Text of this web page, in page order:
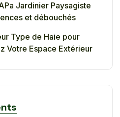
Jardinier Paysagiste
et débouchés
Type de Haie pour
Votre Espace Extérieur